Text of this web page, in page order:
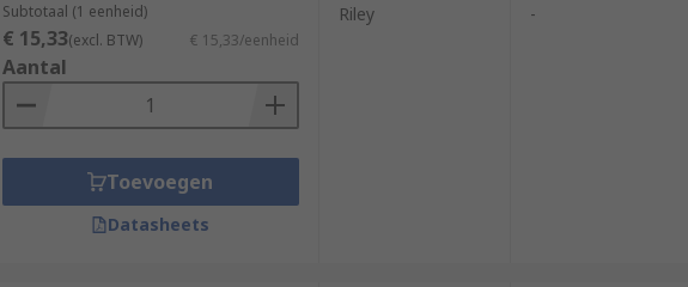
Subtotaal (1 eenheid)
€ 15,33(excl. BTW) € 15,33/eenheid
Aantal
Toevoegen
Datasheets
Riley -